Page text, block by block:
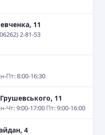
11
2-81-53
Пт: 8:00-16:30
11
Чт: 9:00-17:00 Пт: 9:00-16:00
4